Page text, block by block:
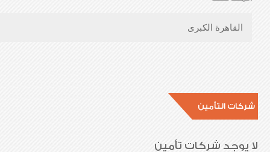
القاهرة الكبرى
شركات التأمين
لا يوجد شركات تأمين